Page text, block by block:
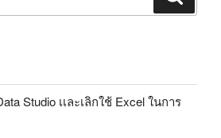
Studio เเละเลิกใช้ Excel ในการ